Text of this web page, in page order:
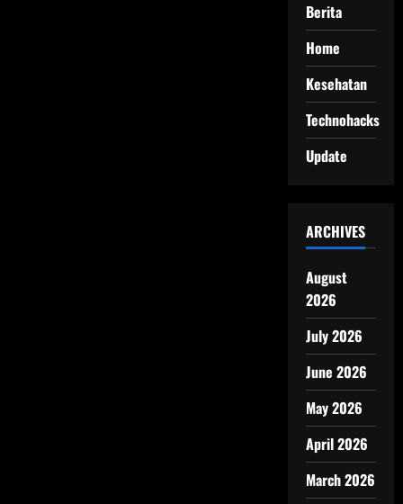
Berita
Home
Kesehatan
Technohacks
Update
ARCHIVES
August
2026
July 2026
June 2026
May 2026
April 2026
March 2026